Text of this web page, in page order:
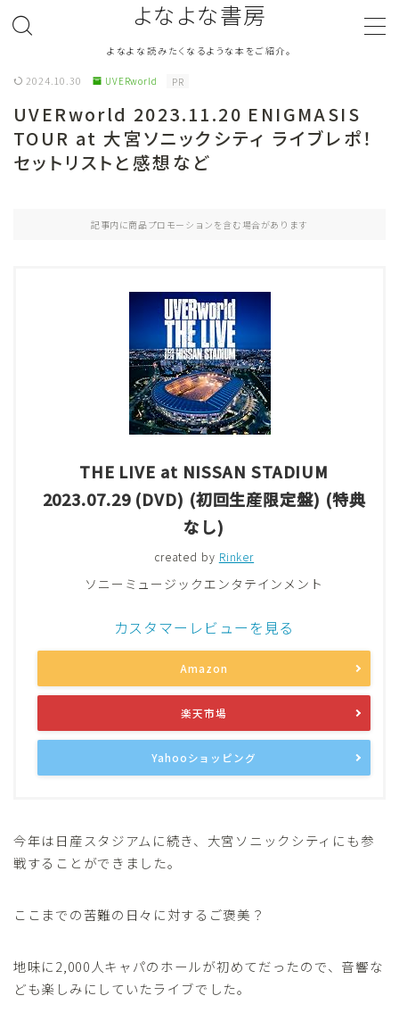
よなよな書房
よなよな読みたくなるような本をご紹介。
ジャンル Genre
ランキング Ranking
作者別おすすめ Author
Good Reading
2024.10.30 UVERworld PR
UVERworld 2023.11.20 ENIGMASIS
TOUR at 大宮ソニックシティ ライブレポ！
セットリストと感想など
記事内に商品プロモーションを含む場合があります
THE LIVE at NISSAN STADIUM
2023.07.29 (DVD) (初回生産限定盤) (特典
なし)
created by Rinker
ソニーミュージックエンタテインメント
カスタマーレビューを見る
Amazon
楽天市場
Yahooショッピング
今年は日産スタジアムに続き、大宮ソニックシティにも参
戦することができました。
ここまでの苦難の日々に対するご褒美？
地味に2,000人キャパのホールが初めてだったので、音響な
ども楽しみにしていたライブでした。